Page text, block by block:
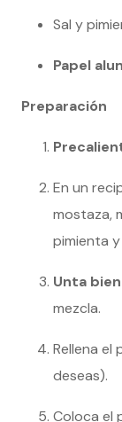
Sal y
Papel
Preparación
En un
mostaza,
pimienta
Unta
mezcla.
Rellena el
deseas).
Coloca el